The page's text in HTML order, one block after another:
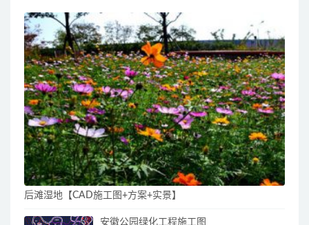
后滩湿地【CAD施工图+方案+实景】
安徽公园绿化工程施工图